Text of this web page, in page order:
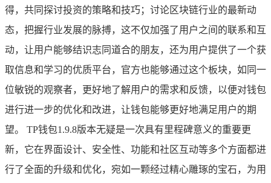
得，共同探讨投资的策略和技巧；讨论区块链行业的最新动
态，把握行业发展的脉搏，这不仅加强了用户之间的联系和互
动，让用户能够结识志同道合的朋友，还为用户提供了一个获
取信息和学习的优质平台，官方也能够通过这个板块，如同一
位敏锐的观察者，更好地了解用户的需求和反馈，以便对钱包
进行进一步的优化和改进，让钱包能够更好地满足用户的期
望。 TP钱包1.9.8版本无疑是一次具有里程碑意义的重要更
新，它在界面设计、安全性、功能和社区互动等多个方面都进
行了全面的升级和优化，宛如一颗经过精心雕琢的宝石，为用